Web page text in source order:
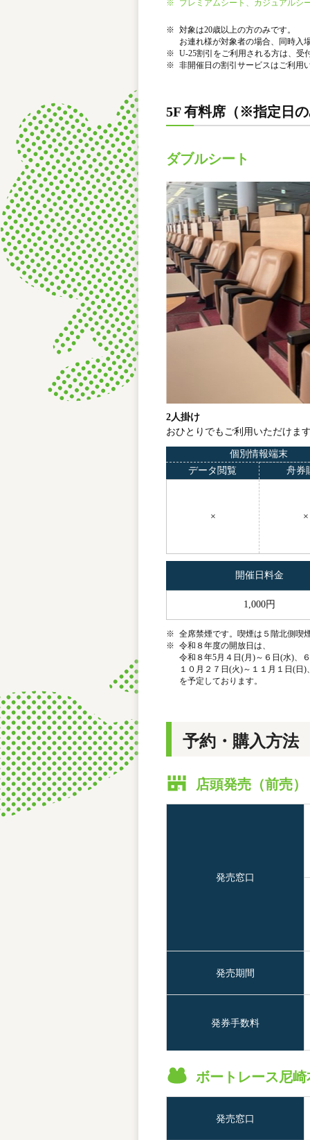
※ プレミアムシート、カジュアルシ
※ 対象は20歳以上の方のみです。
お連れ様が対象者の場合、同時入
※ U-25割引をご利用される方は、受
※ 非開催日の割引サービスはご利用
5F 有料席（※指定日
ダブルシート
2人掛け
おひとりでもご利用いただけま
個別情報端末
データ閲覧
舟券
× ×
開催日料金
1,000円
※ 全席禁煙です。喫煙は５階北側喫
※ 令和８年度の開放日は、
令和８年5月４日(月)～６日(水)、
１０月２７日(火)～１１月１日(日
を予定しております。
予約・購入方法
店頭発売（前売）
発売窓口
発売期間
発券手数料
ボートレース尼
発売窓口